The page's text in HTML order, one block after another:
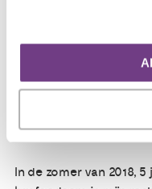
reumatoloog terecht
waarvoor ik medicijnen
medicijnen. Het is
nog altijd af of dit een
gewrichten is geweest?
In de zomer van 2018,